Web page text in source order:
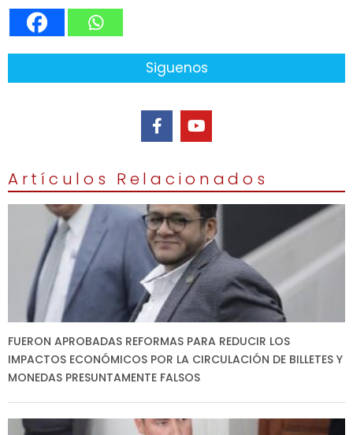
Siguenos
Artículos Relacionados
FUERON APROBADAS REFORMAS PARA REDUCIR LOS
IMPACTOS ECONÓMICOS POR LA CIRCULACIÓN DE BILLETES Y
MONEDAS PRESUNTAMENTE FALSOS